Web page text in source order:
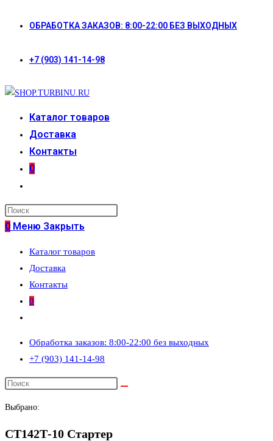
ОБРАБОТКА ЗАКАЗОВ: 8:00-22:00 БЕЗ ВЫХОДНЫХ
+7 (903) 141-14-98
Каталог товаров
Доставка
Контакты
0
поиск
по
сайту
0 Меню Закрыть
Каталог товаров
Доставка
Контакты
0
по
веб-
сайту
Обработка заказов: 8:00-22:00 без выходных
+7 (903) 141-14-98
Выбрано:
СТ142Т-10 Стартер